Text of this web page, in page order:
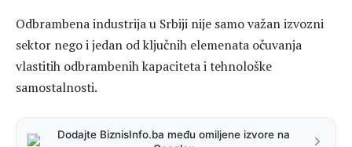
Odbrambena industrija u Srbiji nije samo važan izvozni
sektor nego i jedan od ključnih elemenata očuvanja
vlastitih odbrambenih kapaciteta i tehnološke
samostalnosti.
Dodajte BiznisInfo.ba među omiljene izvore na